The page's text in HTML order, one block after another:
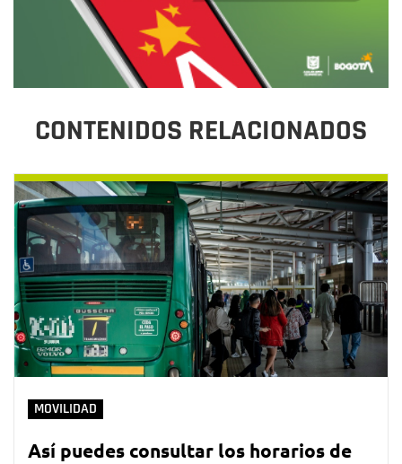
CONTENIDOS RELACIONADOS
MOVILIDAD
Así puedes consultar los horarios de